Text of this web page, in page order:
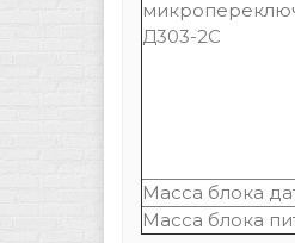
Д303-2С
Масса блока
Масса блока